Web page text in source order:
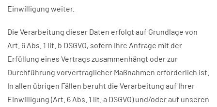
Einwilligung weiter.
Die Verarbeitung dieser Daten erfolgt auf Grundlage von
Art. 6 Abs. 1 lit. b DSGVO, sofern Ihre Anfrage mit der
Erfüllung eines Vertrags zusammenhängt oder zur
Durchführung vorvertraglicher Maßnahmen erforderlich ist.
In allen übrigen Fällen beruht die Verarbeitung auf Ihrer
Einwilligung (Art. 6 Abs. 1 lit. a DSGVO) und/oder auf unseren